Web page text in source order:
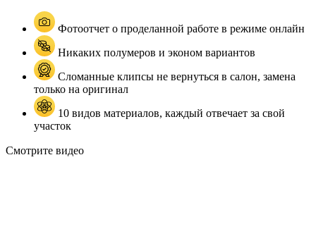
Фотоотчет о проделанной работе в режиме онлайн
Никаких полумеров и эконом вариантов
Сломанные клипсы не вернуться в салон, замена
только на оригинал
10 видов материалов, каждый отвечает за свой
участок
Смотрите видео